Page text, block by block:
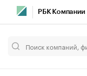
РБК Компании